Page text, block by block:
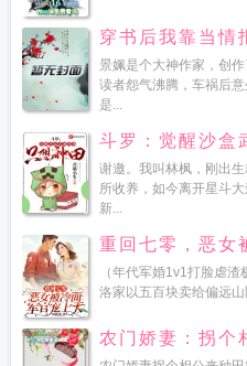
穿书后我靠当情
景姵是个大神作家，创
读者怨气沸腾，车祸后
是...
斗罗：觉醒沙盒
谢邀。我叫林枫，刚出
所收养，如今离开星斗
新...
重回七零，恶女
（年代军婚1v1打脸虐
洛家以五百块卖给偏远
农门娇妻：拐个